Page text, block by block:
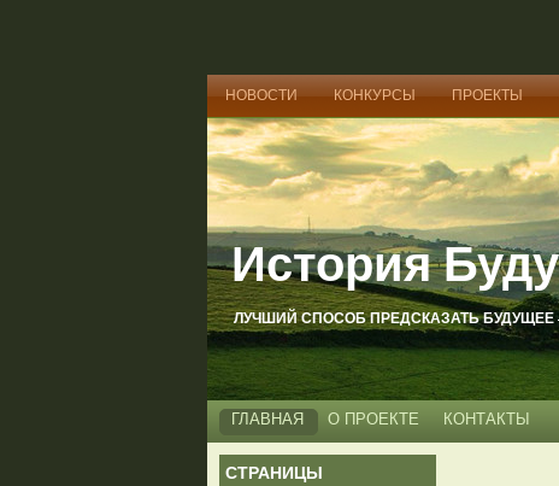
НОВОСТИ КОНКУРСЫ ПРОЕКТЫ
История
ЛУЧШИЙ СПОСОБ ПРЕДСКАЗАТЬ БУДУЩЕЕ
ГЛАВНАЯ О ПРОЕКТЕ КОНТАКТЫ
СТРАНИЦЫ